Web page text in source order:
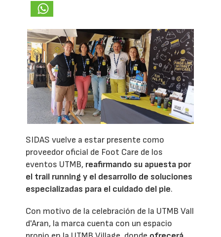
SIDAS vuelve a estar presente como
proveedor oficial de Foot Care de los
eventos UTMB, reafirmando su apuesta por
el trail running y el desarrollo de soluciones
especializadas para el cuidado del pie.
Con motivo de la celebración de la UTMB Vall
d'Aran, la marca cuenta con un espacio